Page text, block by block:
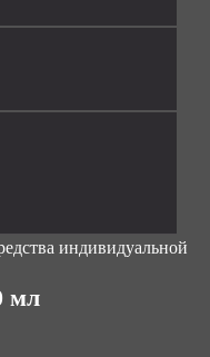
индивидуальной
мл